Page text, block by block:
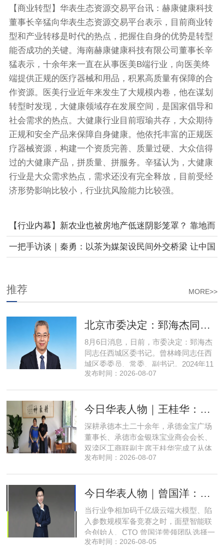
【商业转型】华表生态资源交易平台讯：赫康健康科技
董事长辛猛向华表生态资源交易平台表示，目前商业转
型和产业转移是时代的热点，把握住自身的优势是转型
能否成功的关键。海南赫康健康科技有限公司董事长辛
猛表示，十余年来一直在从事医美B端行业，向医美终
端提供正规的医疗器械和用品，积累高质量有保障的合
作资源。医美行业近年来发生了大规模内卷，他在谋划
转型时发现，大健康领域存在发展空间，是国家倡导和
社会需求的热点。大健康行业目前瑕瑜共存，大众期待
正规和安全产品来保障自身健康。他依托丰富的正规医
疗器械资源，构建一个资质完善、质量过硬、大众信得
过的大健康产品，拼质量、拼服务。辛猛认为，大健康
行业是大众需求热点，需求还没有完全释放，目前受经
济形势影响比较小，行业抗风险能力比较强。
【行业内幕】新农业也被房地产低迷阴影笼罩？ 靠地而
活路在何方
一把手访谈｜秦勇：以茶为媒架设民间外交桥梁 让中国
MORE>>
推荐
北京市委决定：郅海杰同志任西城区委书记
8月6日消息，日前，市委决定：郅海杰
同志任西城区委书记。曾林峰同志任西
城区委委员、常委、副书记。2024年11
月，郅海杰任北京市西城区委副书记，
记、区长。至此番履新。郅海杰，男，
职研究生，中共党员。曾任北京
发布时间：2026-08-07
今日华表人物｜王桂华：扎根承德守本心，三度跨界深耕本土实业新征程
深耕承德本土二十余年，承德金宝广场
董事长、承德市金银珠宝业商会会长、
双滦区工商联副主席王桂华完成了从体
制内从业者、玉石珠宝创业者，到地产
来，三四线城市创业最忌讳浮躁跟风、
立足本地需求顺势迭代，方能穿
发布时间：2026-08-07
今日华表人物｜曾国洋：弃参数内卷，以知识密度铸就端侧 AI 新未来
当行业争相加码千亿级云端大模型、陷
入参数规模军备竞赛之时，面壁智能联
合创始人、CTO 曾国洋带领团队选择一
条小众赛道：深耕端侧轻量化大模型，
发布时间：2026-08-05